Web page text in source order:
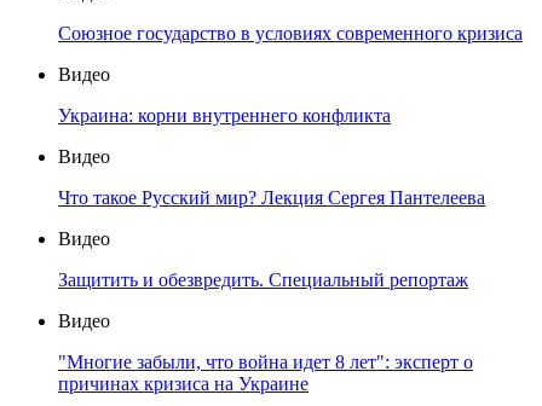
Союзное государство в условиях современного кризиса
Видео
Украина: корни внутреннего конфликта
Видео
Что такое Русский мир? Лекция Сергея Пантелеева
Видео
Защитить и обезвредить. Специальный репортаж
Видео
"Многие забыли, что война идет 8 лет": эксперт о
причинах кризиса на Украине